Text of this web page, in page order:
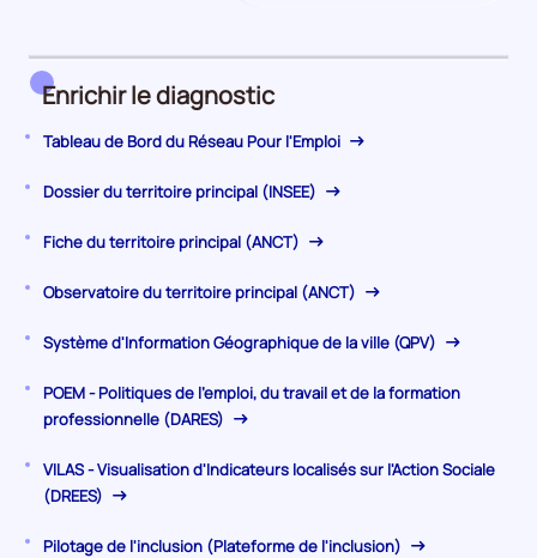
accès
à
l'emploi
Enrichir le diagnostic
Tableau de Bord du Réseau Pour l'Emploi
Dossier du territoire principal (INSEE)
Fiche du territoire principal (ANCT)
Observatoire du territoire principal (ANCT)
Système d'Information Géographique de la ville (QPV)
POEM - Politiques de l'emploi, du travail et de la formation
professionnelle (DARES)
VILAS - Visualisation d'Indicateurs localisés sur l'Action Sociale
(DREES)
Pilotage de l'inclusion (Plateforme de l'inclusion)